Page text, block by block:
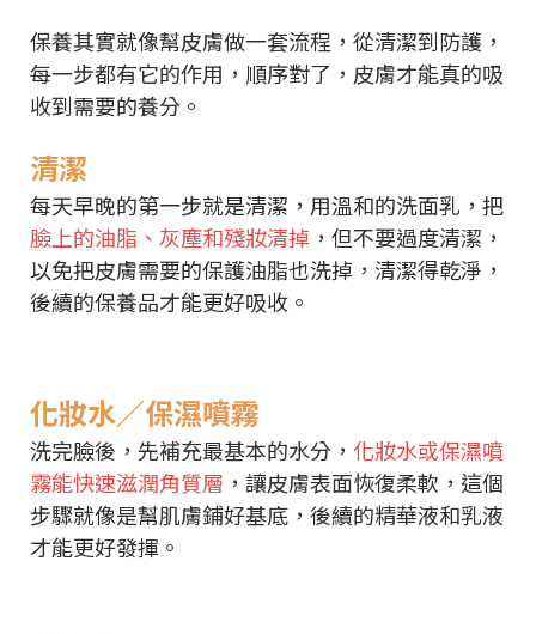
保養其實就像幫皮膚做一套流程，從清潔到防護，
每一步都有它的作用，順序對了，皮膚才能真的吸
收到需要的養分。
清潔
每天早晚的第一步就是清潔，用溫和的洗面乳，把
臉上的油脂、灰塵和殘妝清掉 ，但不要過度清潔，
以免把皮膚需要的保護油脂也洗掉，清潔得乾淨，
後續的保養品才能更好吸收。
化妝水／保濕噴霧
洗完臉後，先補充最基本的水分， 化妝水或保濕噴
霧能快速滋潤角質層 ，讓皮膚表面恢復柔軟，這個
步驟就像是幫肌膚鋪好基底，後續的精華液和乳液
才能更好發揮。